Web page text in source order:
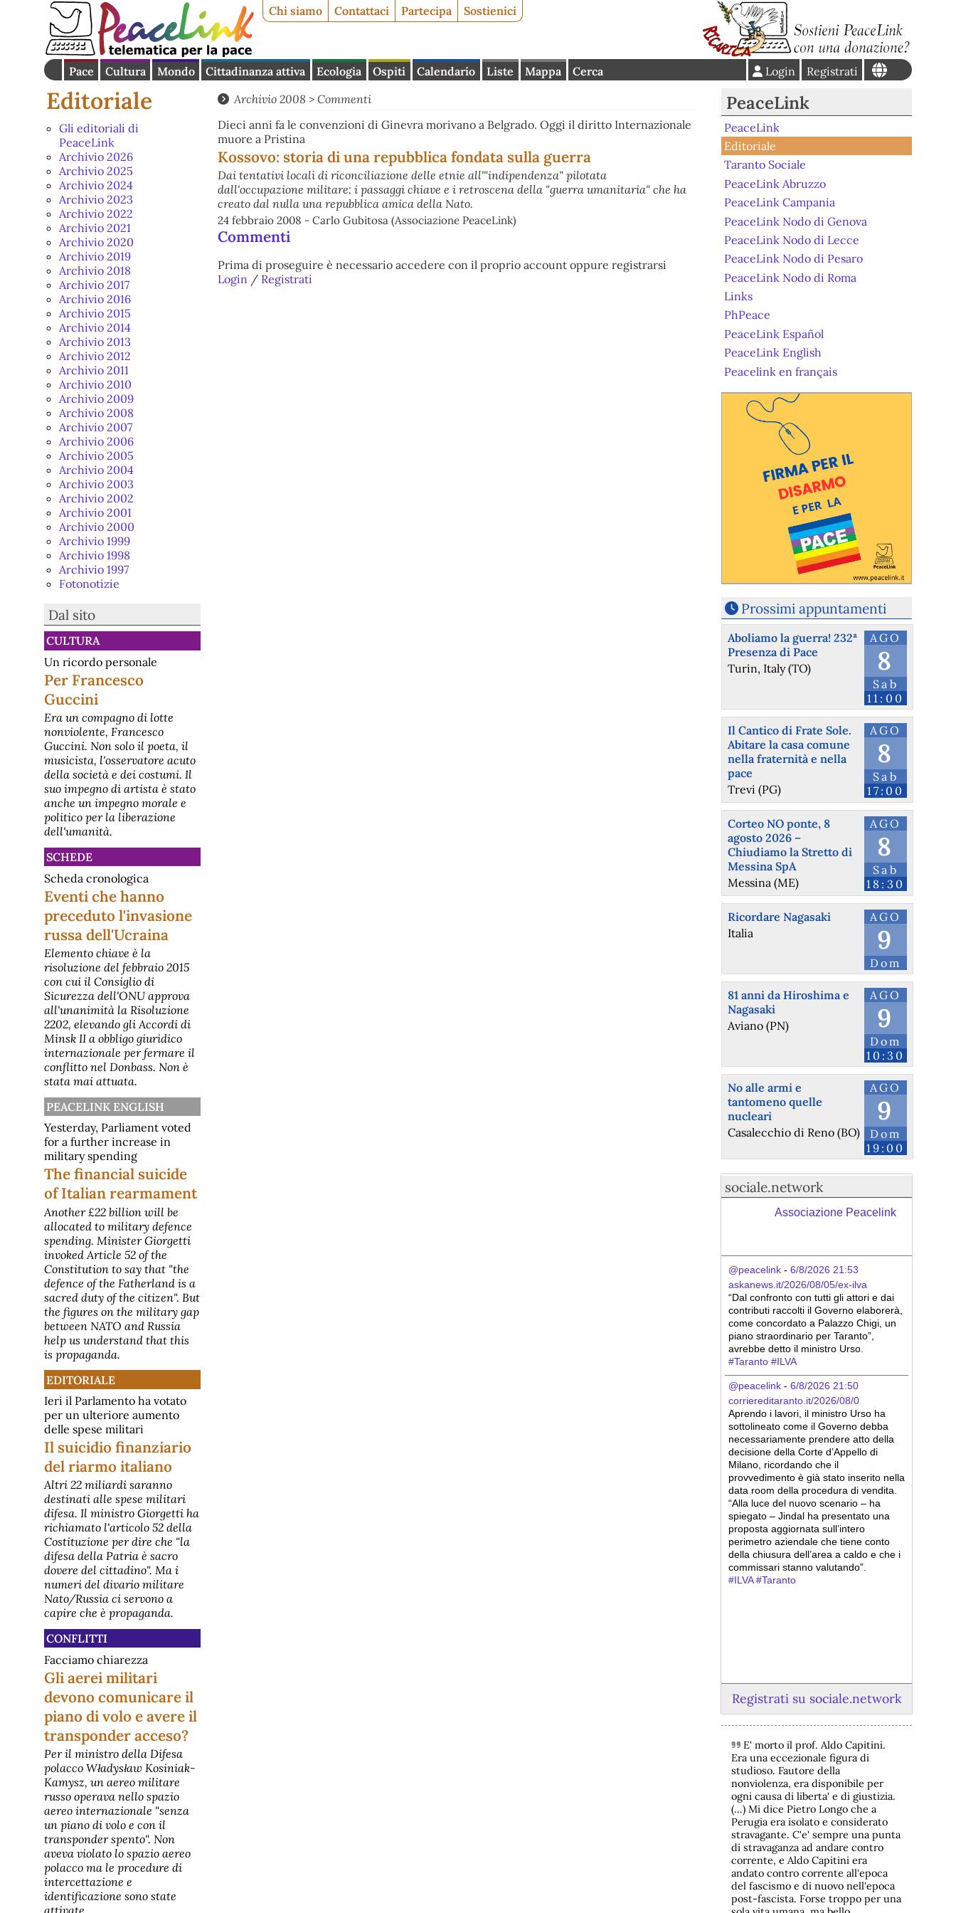
Chi siamo Contattaci Partecipa Sostienici
Pace Cultura Mondo Cittadinanza attiva Ecologia Ospiti Calendario Liste Mappa Cerca Registrati
Login
Editoriale
Gli editoriali di
PeaceLink
Archivio 2026
Archivio 2025
Archivio 2024
Archivio 2023
Archivio 2022
Archivio 2021
Archivio 2020
Archivio 2019
Archivio 2018
Archivio 2017
Archivio 2016
Archivio 2015
Archivio 2014
Archivio 2013
Archivio 2012
Archivio 2011
Archivio 2010
Archivio 2009
Archivio 2008
Archivio 2007
Archivio 2006
Archivio 2005
Archivio 2004
Archivio 2003
Archivio 2002
Archivio 2001
Archivio 2000
Archivio 1999
Archivio 1998
Archivio 1997
Fotonotizie
Dal sito
CULTURA
Un ricordo personale
Per Francesco
Guccini
Era un compagno di lotte
nonviolente, Francesco
Guccini. Non solo il poeta, il
musicista, l'osservatore acuto
della società e dei costumi. Il
suo impegno di artista è stato
anche un impegno morale e
politico per la liberazione
dell'umanità.
SCHEDE
Scheda cronologica
Eventi che hanno
preceduto l'invasione
russa dell'Ucraina
Elemento chiave è la
risoluzione del febbraio 2015
con cui il Consiglio di
Sicurezza dell'ONU approva
all'unanimità la Risoluzione
2202, elevando gli Accordi di
Minsk II a obbligo giuridico
internazionale per fermare il
conflitto nel Donbass. Non è
stata mai attuata.
PEACELINK ENGLISH
Yesterday, Parliament voted
for a further increase in
military spending
The financial suicide
of Italian rearmament
Another £22 billion will be
allocated to military defence
spending. Minister Giorgetti
invoked Article 52 of the
Constitution to say that "the
defence of the Fatherland is a
sacred duty of the citizen". But
the figures on the military gap
between NATO and Russia
help us understand that this
is propaganda.
EDITORIALE
Ieri il Parlamento ha votato
per un ulteriore aumento
delle spese militari
Il suicidio finanziario
del riarmo italiano
Altri 22 miliardi saranno
destinati alle spese militari
difesa. Il ministro Giorgetti ha
richiamato l'articolo 52 della
Costituzione per dire che "la
difesa della Patria è sacro
dovere del cittadino". Ma i
numeri del divario militare
Nato/Russia ci servono a
capire che è propaganda.
CONFLITTI
Facciamo chiarezza
Gli aerei militari
devono comunicare il
piano di volo e avere il
transponder acceso?
Per il ministro della Difesa
polacco Władysław Kosiniak-
Kamysz, un aereo militare
russo operava nello spazio
aereo internazionale "senza
un piano di volo e con il
transponder spento". Non
aveva violato lo spazio aereo
polacco ma le procedure di
intercettazione e
identificazione sono state
attivate.
Archivio 2008 >Commenti
Dieci anni fa le convenzioni di Ginevra morivano a Belgrado. Oggi il diritto Internazionale
muore a Pristina
Kossovo: storia di una repubblica fondata sulla guerra
Dai tentativi locali di riconciliazione delle etnie all'"indipendenza" pilotata
dall'occupazione militare: i passaggi chiave e i retroscena della "guerra umanitaria" che ha
creato dal nulla una repubblica amica della Nato.
24 febbraio 2008 - Carlo Gubitosa (Associazione PeaceLink)
Commenti
Prima di proseguire è necessario accedere con il proprio account oppure registrarsi
Login/ Registrati
PeaceLink
PeaceLink
Editoriale
Taranto Sociale
PeaceLink Abruzzo
PeaceLink Campania
PeaceLink Nodo di Genova
PeaceLink Nodo di Lecce
PeaceLink Nodo di Pesaro
PeaceLink Nodo di Roma
Links
PhPeace
PeaceLink Español
PeaceLink English
Peacelink en français
Prossimi appuntamenti
AGO
8
Sab
11:00
Aboliamo la guerra! 232ª
Presenza di Pace
Turin, Italy (TO)
AGO
8
Sab
17:00
Il Cantico di Frate Sole.
Abitare la casa comune
nella fraternità e nella
pace
Trevi (PG)
AGO
8
Sab
18:30
Corteo NO ponte, 8
agosto 2026 –
Chiudiamo la Stretto di
Messina SpA
Messina (ME)
AGO
9
Dom
Ricordare Nagasaki
Italia
AGO
9
Dom
10:30
81 anni da Hiroshima e
Nagasaki
Aviano (PN)
AGO
9
Dom
19:00
No alle armi e
tantomeno quelle
nucleari
Casalecchio di Reno (BO)
sociale.network
Associazione Peacelink
@peacelink - 6/8/2026 21:53
askanews.it/2026/08/05/ex-ilva
“Dal confronto con tutti gli attori e dai
contributi raccolti il Governo elaborerà,
come concordato a Palazzo Chigi, un
piano straordinario per Taranto”,
avrebbe detto il ministro Urso.
#Taranto #ILVA
@peacelink - 6/8/2026 21:50
corriereditaranto.it/2026/08/0
Aprendo i lavori, il ministro Urso ha
sottolineato come il Governo debba
necessariamente prendere atto della
decisione della Corte d’Appello di
Milano, ricordando che il
provvedimento è già stato inserito nella
data room della procedura di vendita.
“Alla luce del nuovo scenario – ha
spiegato – Jindal ha presentato una
proposta aggiornata sull’intero
perimetro aziendale che tiene conto
della chiusura dell’area a caldo e che i
commissari stanno valutando”.
#ILVA #Taranto
@peacelink - 6/8/2026 21:45
borsaitaliana.it/borsa/notizie
Si sta ragionando su un piano B per
Taranto dopo la chiusura dell’area a
caldo dell’ILVA?
#ILVA #Taranto
@peacelink - 6/8/2026 21:41
cronachetarantine.it/index.php
il Governo ha manifestato l’intenzione
di predisporre un provvedimento
straordinario per attenuare le
conseguenze economiche e sociali
Registrati su sociale.network
E' morto il prof. Aldo Capitini.
Era una eccezionale figura di
studioso. Fautore della
nonviolenza, era disponibile per
ogni causa di liberta' e di giustizia.
(...) Mi dice Pietro Longo che a
Perugia era isolato e considerato
stravagante. C'e' sempre una punta
di stravaganza ad andare contro
corrente, e Aldo Capitini era
andato contro corrente all'epoca
del fascismo e di nuovo nell'epoca
post-fascista. Forse troppo per una